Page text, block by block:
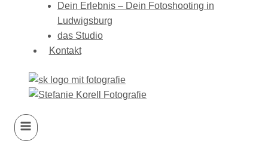
Dein Erlebnis – Dein Fotoshooting in
Ludwigsburg
das Studio
Kontakt